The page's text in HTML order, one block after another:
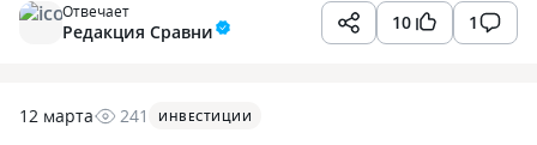
10 1
Отвечает
Редакция Сравни
12 марта 241 ИНВЕСТИЦИИ